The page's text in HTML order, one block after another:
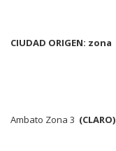
CIUDAD ORIGEN: zona
Ambato Zona 3 (CLARO)